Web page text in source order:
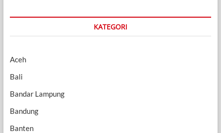
KATEGORI
Aceh
Bali
Bandar Lampung
Bandung
Banten